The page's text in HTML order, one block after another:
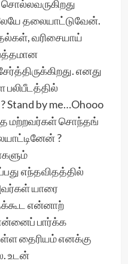
சொல்லவருகிறது
தலையாட்டுவேன்.
வரிசையாய்
எனது
பலிபீடத்தில்
Stand by me…Ohooo
மற்றவர்கள் சொந்தங்
?
எந்தவிதத்தில்
யாரை
என்னாற்
பார்க்க
தைரியம் எனக்கு
உடன்